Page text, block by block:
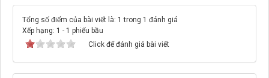
Tổng số điểm của bài viết là: 1 trong 1 đánh giá
Xếp hạng: 1 - 1 phiếu bầu
Click để đánh giá bài viết